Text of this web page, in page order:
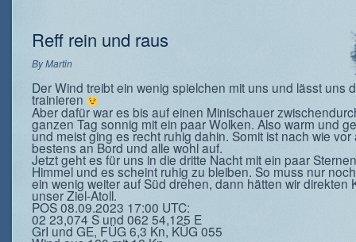
Reff rein und raus
ByMartin
Der Wind treibt ein wenig spielchen mit uns und lässt uns
trainieren
Aber dafür war es bis auf einen Minischauer
ganzen Tag sonnig mit ein paar Wolken. Also warm und
und meist ging es recht ruhig dahin. Somit ist nach wie vor
bestens an Bord und alle wohl auf.
Jetzt geht es für uns in die dritte Nacht mit ein paar
Himmel und es scheint ruhig zu bleiben. So muss nur
ein wenig weiter auf Süd drehen, dann hätten wir direkten
unser Ziel-Atoll.
POS 08.09.2023 17:00 UTC:
02 23,074 S und 062 54,125 E
GrI und GE, FÜG 6,3 Kn, KÜG 055